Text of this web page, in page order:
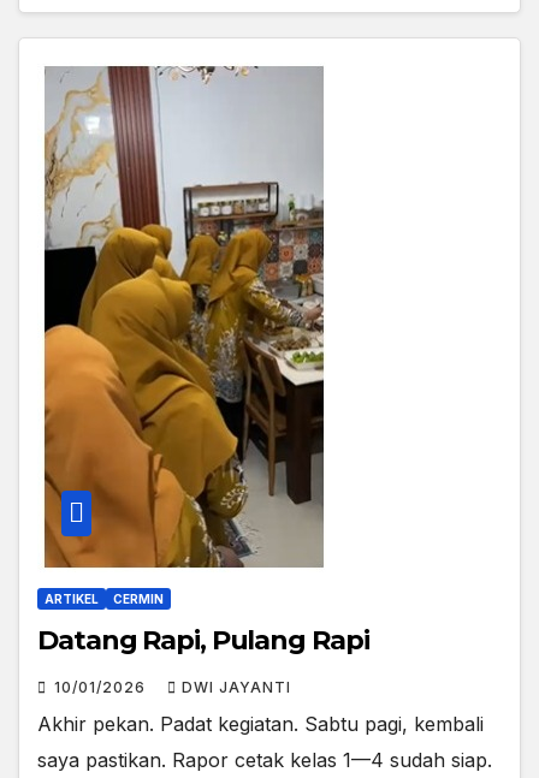
ARTIKEL CERMIN
Datang Rapi, Pulang Rapi
10/01/2026 DWI JAYANTI
Akhir pekan. Padat kegiatan. Sabtu pagi, kembali
saya pastikan. Rapor cetak kelas 1—4 sudah siap.